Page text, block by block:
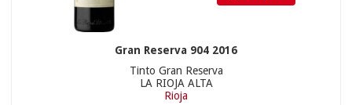
Gran Reserva 904 2016
Tinto Gran Reserva
LA RIOJA ALTA
Rioja